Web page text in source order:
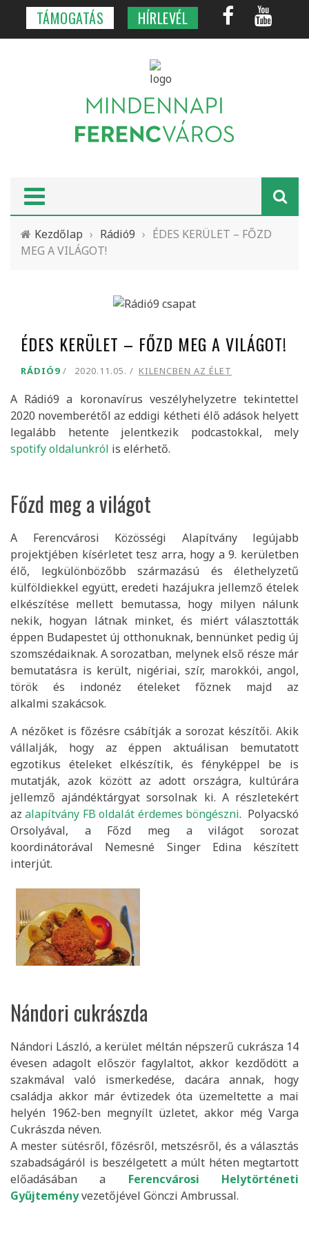
TÁMOGATÁS HÍRLEVÉL
Kezdőlap › Rádió9 › ÉDES KERÜLET – FŐZD
MEG A VILÁGOT!
ÉDES KERÜLET – FŐZD MEG A VILÁGOT!
RÁDIÓ9 2020.11.05. KILENCBEN AZ ÉLET
A Rádió9 a koronavírus veszélyhelyzetre tekintettel
2020 novemberétől az eddigi kétheti élő adások helyett
legalább hetente jelentkezik podcastokkal, mely
spotify oldalunkról is elérhető.
Főzd meg a világot
A Ferencvárosi Közösségi Alapítvány legújabb
projektjében kísérletet tesz arra, hogy a 9. kerületben
élő, legkülönbözőbb származású és élethelyzetű
külföldiekkel együtt, eredeti hazájukra jellemző ételek
elkészítése mellett bemutassa, hogy milyen nálunk
nekik, hogyan látnak minket, és miért választották
éppen Budapestet új otthonuknak, bennünket pedig új
szomszédaiknak. A sorozatban, melynek első része már
bemutatásra is került, nigériai, szír, marokkói, angol,
török és indonéz ételeket főznek majd az
alkalmi szakácsok.
A nézőket is főzésre csábítják a sorozat készítői. Akik
vállalják, hogy az éppen aktuálisan bemutatott
egzotikus ételeket elkészítik, és fényképpel be is
mutatják, azok között az adott országra, kultúrára
jellemző ajándéktárgyat sorsolnak ki. A részletekért
azalapítvány FB oldalát érdemes böngészni. Polyacskó
Orsolyával, a Főzd meg a világot sorozat
koordinátorával Nemesné Singer Edina készített
interjút.
Nándori cukrászda
Nándori László, a kerület méltán népszerű cukrásza 14
évesen adagolt először fagylaltot, akkor kezdődött a
szakmával való ismerkedése, dacára annak, hogy
családja akkor már évtizedek óta üzemeltette a mai
helyén 1962-ben megnyílt üzletet, akkor még Varga
Cukrászda néven.
A mester sütésről, főzésről, metszésről, és a választás
szabadságáról is beszélgetett a múlt héten megtartott
előadásában a Ferencvárosi Helytörténeti
Gyűjteményvezetőjével Gönczi Ambrussal.